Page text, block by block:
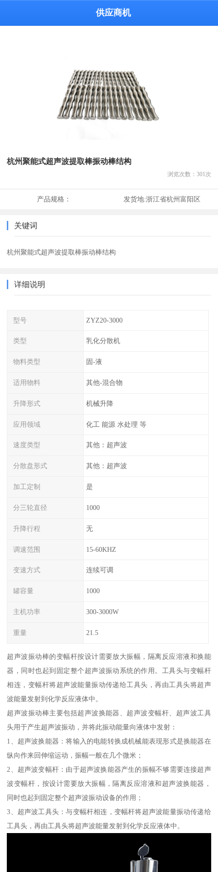
供应商机
杭州聚能式超声波提取棒振动棒结构
浏览次数： 301 次
产品规格： 发货地:浙江省杭州富阳区
关键词
杭州聚能式超声波提取棒振动棒结构
详细说明
型号 ZYZ20-3000
类型 乳化分散机
物料类型 固-液
适用物料 其他-混合物
升降形式 机械升降
应用领域 化工 能源 水处理 等
速度类型 其他：超声波
分散盘形式 其他：超声波
加工定制 是
分三轮直径 1000
升降行程 无
调速范围 15-60KHZ
变速方式 连续可调
罐容量 1000
主机功率 300-3000W
重量 21.5
超声波振动棒的变幅杆按设计需要放大振幅，隔离反应溶液和换能
器，同时也起到固定整个超声波振动系统的作用。工具头与变幅杆
相连，变幅杆将超声波能量振动传递给工具头，再由工具头将超声
波能量发射到化学反应液体中。
超声波振动棒主要包括超声波换能器、超声波变幅杆、超声波工具
头用于产生超声波振动，并将此振动能量向液体中发射：
1、超声波换能器：将输入的电能转换成机械能表现形式是换能器在
纵向作来回伸缩运动，振幅一般在几个微米；
2、超声波变幅杆：由于超声波换能器产生的振幅不够需要连接超声
波变幅杆，按设计需要放大振幅，隔离反应溶液和超声波换能器，
同时也起到固定整个超声波振动设备的作用；
3、超声波工具头：与变幅杆相连，变幅杆将超声波能量振动传递给
工具头，再由工具头将超声波能量发射到化学反应液体中。